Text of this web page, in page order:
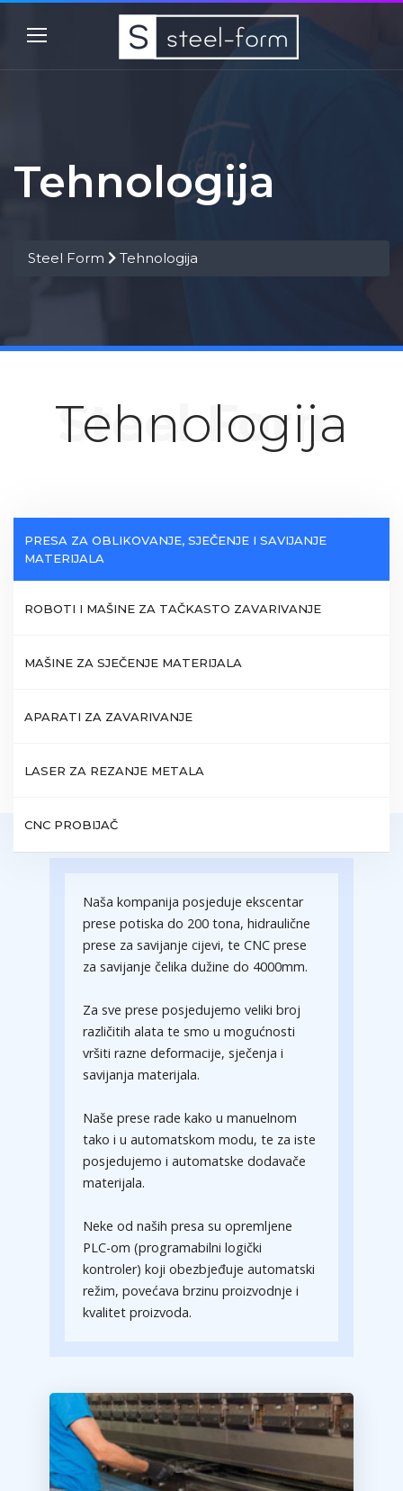
Tehnologija
Steel Form Tehnologija
Steel Form
Tehnologija
PRESA ZA OBLIKOVANJE, SJEČENJE I SAVIJANJE
MATERIJALA
ROBOTI I MAŠINE ZA TAČKASTO ZAVARIVANJE
MAŠINE ZA SJEČENJE MATERIJALA
APARATI ZA ZAVARIVANJE
LASER ZA REZANJE METALA
CNC PROBIJAČ
Naša kompanija posjeduje ekscentar
prese potiska do 200 tona, hidraulične
prese za savijanje cijevi, te CNC prese
za savijanje čelika dužine do 4000mm.
Za sve prese posjedujemo veliki broj
različitih alata te smo u mogućnosti
vršiti razne deformacije, sječenja i
savijanja materijala.
Naše prese rade kako u manuelnom
tako i u automatskom modu, te za iste
posjedujemo i automatske dodavače
materijala.
Neke od naših presa su opremljene
PLC-om (programabilni logički
kontroler) koji obezbjeđuje automatski
režim, povećava brzinu proizvodnje i
kvalitet proizvoda.